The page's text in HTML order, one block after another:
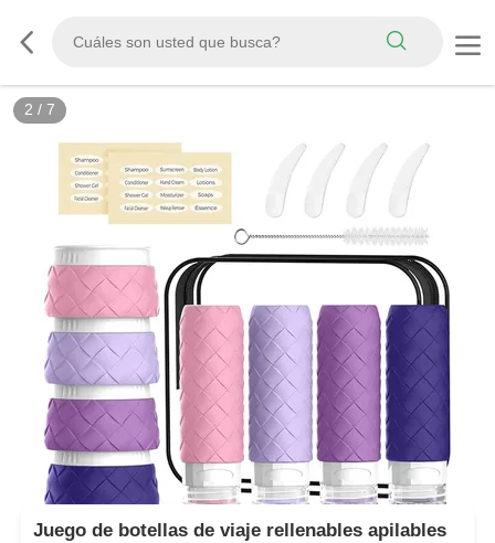
3 / 7
Juego de botellas de viaje rellenables apilables